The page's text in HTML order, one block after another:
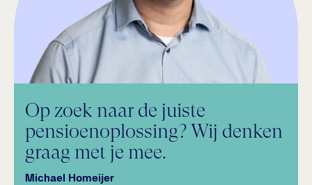
Op zoek naar de juiste
pensioenoplossing? Wij denken
graag met je mee.
Michael Homeijer